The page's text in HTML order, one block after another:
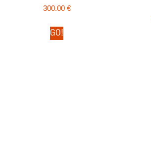
300.00 €
GO!